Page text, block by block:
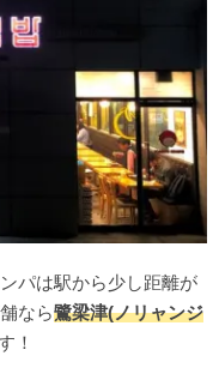
パは駅から少し距離が
なら鷺梁津(ノリャンジ
！